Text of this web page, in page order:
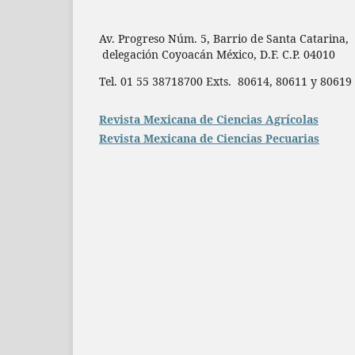
Av. Progreso Núm. 5, Barrio de Santa Catarina,
delegación Coyoacán México, D.F. C.P. 04010
Tel. 01 55 38718700 Exts. 80614, 80611 y
Revista Mexicana de Ciencias Agrícolas
Revista Mexicana de Ciencias Pecuarias